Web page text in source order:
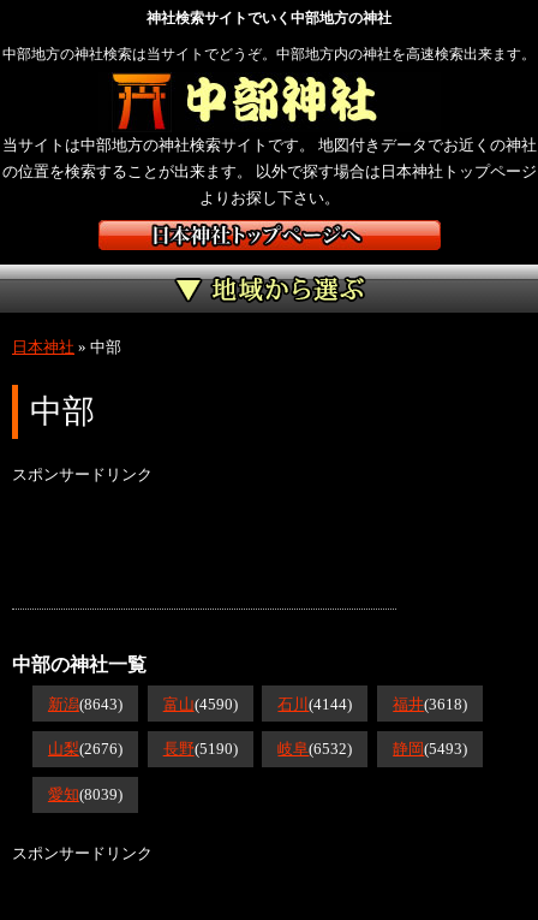
神社検索サイトでいく中部地方の神社
中部地方の神社検索は当サイトでどうぞ。中部地方内の神社を高速検索出来ます。
当サイトは中部地方の神社検索サイトです。 地図付きデータでお近くの神社
の位置を検索することが出来ます。 以外で探す場合は日本神社トップページ
よりお探し下さい。
日本神社 » 中部
中部
スポンサードリンク
中部の神社一覧
新潟(8643) 富山(4590) 石川(4144) 福井(3618)
山梨(2676) 長野(5190) 岐阜(6532) 静岡(5493)
愛知(8039)
スポンサードリンク